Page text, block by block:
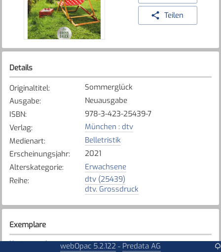
Teilen
Details
Originaltitel:
Sommerglück
Ausgabe:
Neuausgabe
ISBN:
978-3-423-25439-7
Verlag:
München : dtv
Medienart:
Belletristik
Erscheinungsjahr:
2021
Alterskategorie:
Erwachsene
Reihe:
dtv (25439)
dtv. Grossdruck
Exemplare
Karte anzeigenwebOpac 5.2.122 - Predata AG